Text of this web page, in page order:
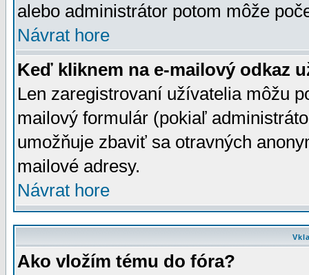
alebo administrátor potom môže
Návrat hore
Keď kliknem na e-mailový odkaz
Len zaregistrovaní užívatelia môžu
mailový formulár (pokiaľ
umožňuje zbaviť sa otravných
mailové adresy.
Návrat hore
Ako vložím tému do fóra?